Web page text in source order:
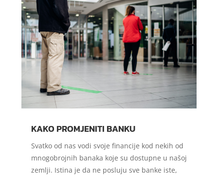
KAKO PROMJENITI BANKU
Svatko od nas vodi svoje financije kod nekih od
mnogobrojnih banaka koje su dostupne u našoj
zemlji. Istina je da ne posluju sve banke iste,